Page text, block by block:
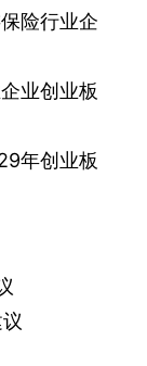
险行业企
业创业板
年创业板